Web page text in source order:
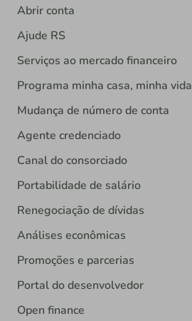
Abrir conta
Ajude RS
Serviços ao mercado financeiro
Programa minha casa, minha vida
Mudança de número de conta
Agente credenciado
Canal do consorciado
Portabilidade de salário
Renegociação de dívidas
Análises econômicas
Promoções e parcerias
Portal do desenvolvedor
Open finance